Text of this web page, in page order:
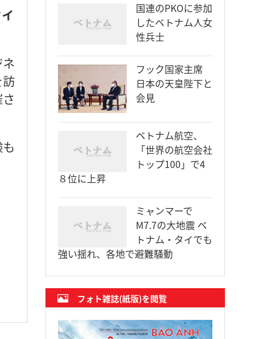
国連のPKOに参加
したベトナム人女
性兵士
フック国家主席
日本の天皇陛下と
会見
ベトナム航空、
「世界の航空会社
トップ100」で4
８位に上昇
ミャンマーで
M7.7の大地震 ベ
トナム・タイでも
強い揺れ、各地で避難騒動
フォト雑誌(紙版)を閲覧